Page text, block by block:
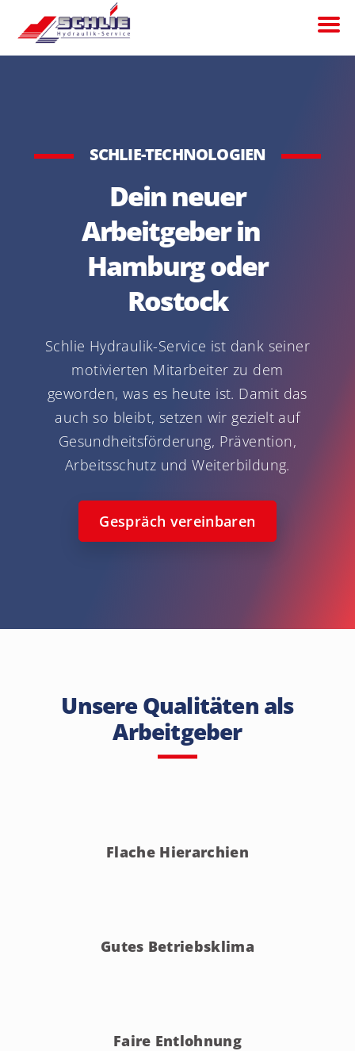
SCHLIE-TECHNOLOGIEN
Dein neuer
Arbeitgeber in
Hamburg oder
Rostock
Schlie Hydraulik-Service ist dank seiner
motivierten Mitarbeiter zu dem
geworden, was es heute ist. Damit das
auch so bleibt, setzen wir gezielt auf
Gesundheitsförderung, Prävention,
Arbeitsschutz und Weiterbildung.
Gespräch vereinbaren
Unsere Qualitäten als
Arbeitgeber
Flache Hierarchien
Gutes Betriebsklima
Faire Entlohnung